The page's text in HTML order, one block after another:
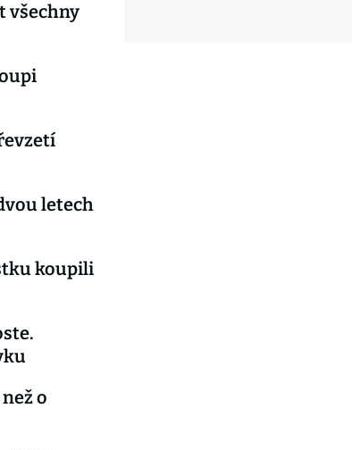
všechny
letech
koupili
o